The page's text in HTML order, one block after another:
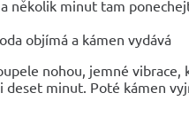
několik minut tam
objímá a kámen vydává
nohou, jemné
deset minut. Poté kámen